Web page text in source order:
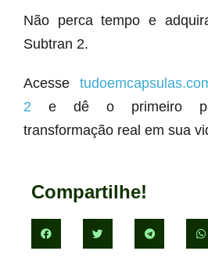
Não perca tempo e
Subtran 2.
Acesse
2 e dê o primeiro
transformação real em sua
Compartilhe!